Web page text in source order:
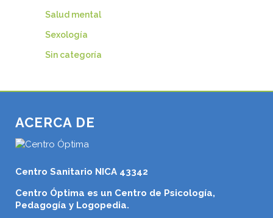
Salud mental
Sexología
Sin categoría
ACERCA DE
Centro Sanitario NICA 43342
Centro Óptima es un Centro de Psicología,
Pedagogía y Logopedia.